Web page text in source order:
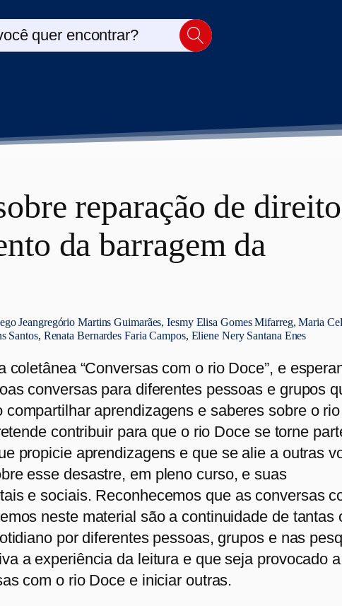
quer encontrar?
reparação de
da barragem da
Jeangregório Martins Guimarães, Iesmy Elisa Gomes Mifarreg, Maria
Santos, Renata Bernardes Faria Campos, Eliene Nery Santana Enes
coletânea “Conversas com o rio Doce”, e
conversas para diferentes pessoas e grupos
aprendizagens e saberes sobre o
contribuir para que o rio Doce se torne
propicie aprendizagens e que se alie a outras
esse desastre, em pleno curso, e suas
e sociais. Reconhecemos que as conversas
neste material são a continuidade de tantas
por diferentes pessoas, grupos e nas
a experiência da leitura e que seja provocado a
com o rio Doce e iniciar outras.